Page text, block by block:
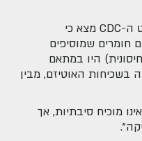
שמצטט ה-CDC מצא כי
חומרים שמוסיפים
היו במתאם
בשכיחות האוטיזם, מבין
מוכיח סיבתיות, אך